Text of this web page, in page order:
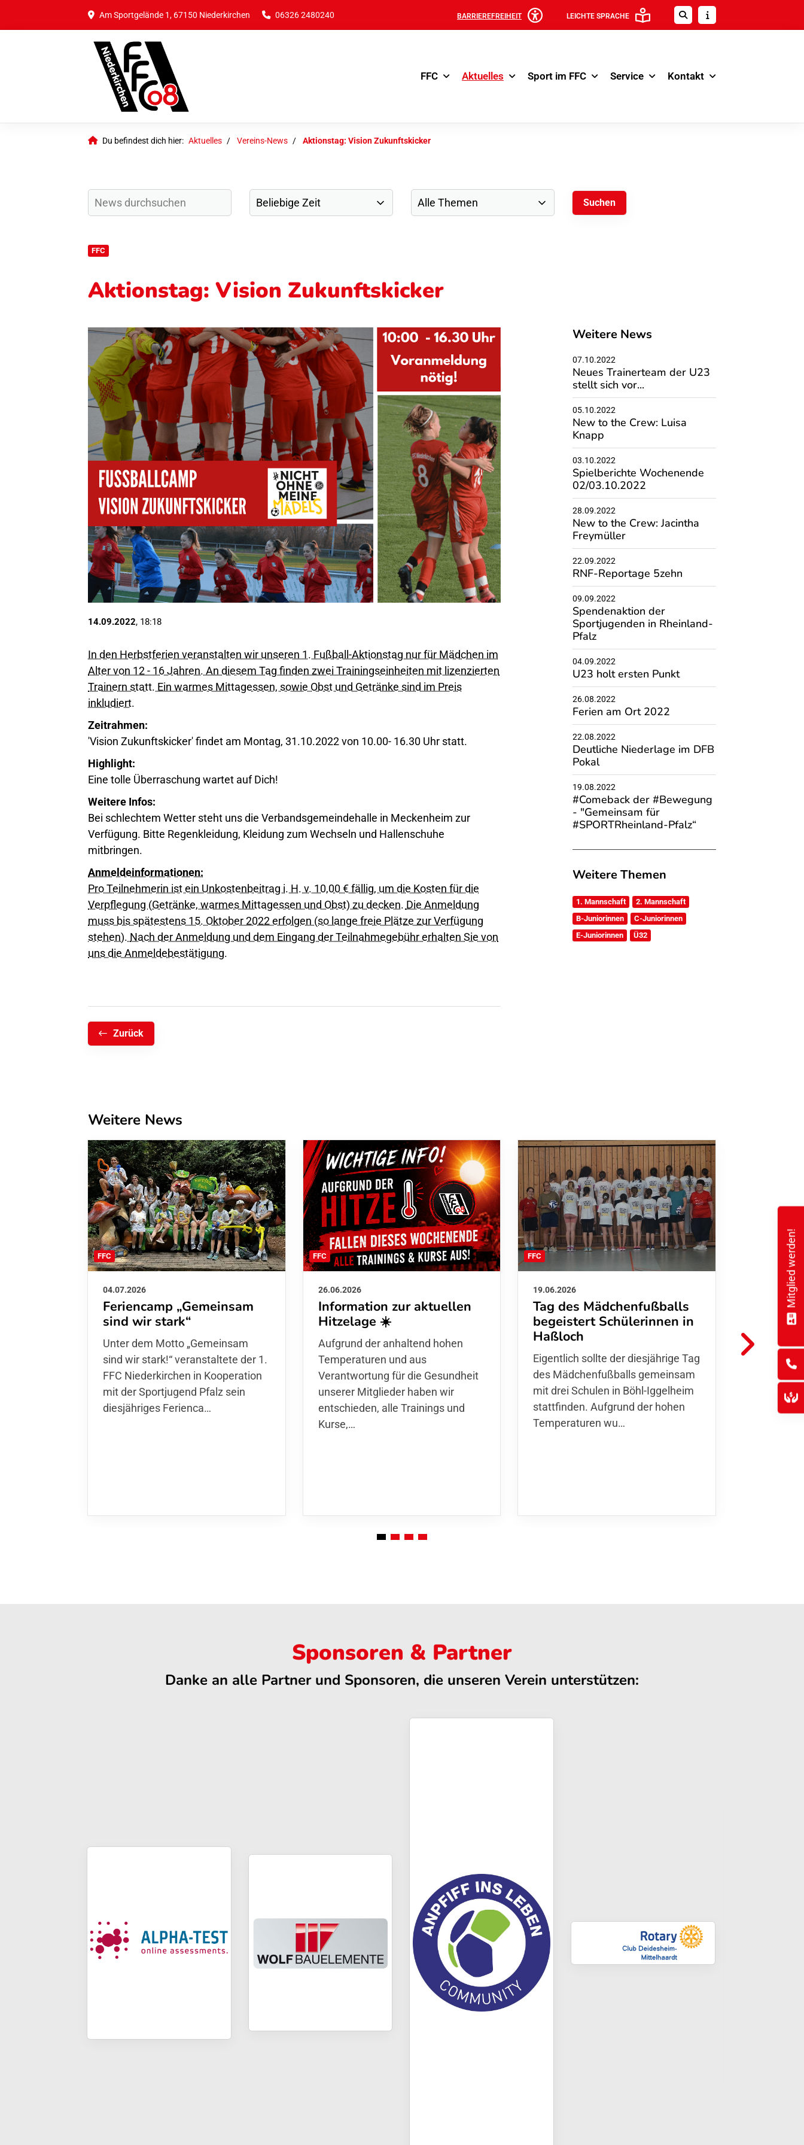
Am Sportgelände 1, 67150 Niederkirchen 06326 2480240 BARRIEREFREIHEIT LEICHTE SPRACHE
FFC Aktuelles Sport im FFC Service Kontakt
Du befindest dich hier: Aktuelles Vereins-News Aktionstag: Vision Zukunftskicker
FFC
Aktionstag: Vision Zukunftskicker
14.09.2022, 18:18
In den Herbstferien veranstalten wir unseren 1. Fußball-Aktionstag nur für Mädchen im
Alter von 12 - 16 Jahren. An diesem Tag finden zwei Trainingseinheiten mit lizenzierten
Trainern statt. Ein warmes Mittagessen, sowie Obst und Getränke sind im Preis
inkludiert.
Zeitrahmen:
'Vision Zukunftskicker' findet am Montag, 31.10.2022 von 10.00- 16.30 Uhr statt.
Highlight:
Eine tolle Überraschung wartet auf Dich!
Weitere Infos:
Bei schlechtem Wetter steht uns die Verbandsgemeindehalle in Meckenheim zur
Verfügung. Bitte Regenkleidung, Kleidung zum Wechseln und Hallenschuhe
mitbringen.
Anmeldeinformationen:
Pro Teilnehmerin ist ein Unkostenbeitrag i. H. v. 10,00 € fällig, um die Kosten für die
Verpflegung (Getränke, warmes Mittagessen und Obst) zu decken. Die Anmeldung
muss bis spätestens 15. Oktober 2022 erfolgen (so lange freie Plätze zur Verfügung
stehen). Nach der Anmeldung und dem Eingang der Teilnahmegebühr erhalten Sie von
uns die Anmeldebestätigung.
Zurück
Weitere News
07.10.2022
Neues Trainerteam der U23
stellt sich vor...
05.10.2022
New to the Crew: Luisa
Knapp
03.10.2022
Spielberichte Wochenende
02/03.10.2022
28.09.2022
New to the Crew: Jacintha
Freymüller
22.09.2022
RNF-Reportage 5zehn
09.09.2022
Spendenaktion der
Sportjugenden in Rheinland-
Pfalz
04.09.2022
U23 holt ersten Punkt
26.08.2022
Ferien am Ort 2022
22.08.2022
Deutliche Niederlage im DFB
Pokal
19.08.2022
#Comeback der #Bewegung
- "Gemeinsam für
#SPORTRheinland-Pfalz“
Weitere Themen
1. Mannschaft
2. Mannschaft
B-Juniorinnen
C-Juniorinnen
E-Juniorinnen
Ü32
Weitere News
FFC
04.07.2026
Feriencamp „Gemeinsam
sind wir stark“
Unter dem Motto „Gemeinsam sind
wir stark!“ veranstaltete der 1. FFC
Niederkirchen in Kooperation mit
der Sportjugend Pfalz sein
diesjähriges Ferienca…
FFC
26.06.2026
Information zur aktuellen
Hitzelage ☀️
Aufgrund der anhaltend hohen
Temperaturen und aus
Verantwortung für die Gesundheit
unserer Mitglieder haben wir
entschieden, alle Trainings und
Kurse,…
FFC
19.06.2026
Tag des Mädchenfußballs
begeistert Schülerinnen in
Haßloch
Eigentlich sollte der diesjährige Tag
des Mädchenfußballs gemeinsam
mit drei Schulen in Böhl-Iggelheim
stattfinden. Aufgrund der hohen
Temperaturen wu…
01.06.2026
Danke
FFC
Hoffmann
Thomas
den
Finnla…
Sponsoren & Partner
Danke an alle Partner und Sponsoren, die unseren Verein unterstützen:
Mitglied werden!